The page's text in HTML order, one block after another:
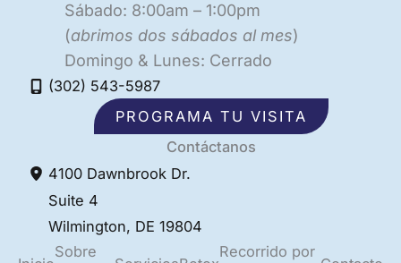
Sábado: 8:00am – 1:00pm
(abrimos dos sábados al mes)
Domingo & Lunes: Cerrado
(302) 543-5987
PROGRAMA TU VISITA
Contáctanos
4100 Dawnbrook Dr.
Suite 4
Wilmington, DE19804
Sobre
Recorrido por